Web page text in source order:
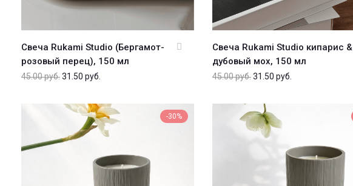
Свеча Rukami Studio (Бергамот-
розовый перец), 150 мл
45.00руб.31.50 руб.
Свеча Rukami Studio кипарис &
дубовый мох, 150 мл
45.00руб.31.50 руб.
-30%